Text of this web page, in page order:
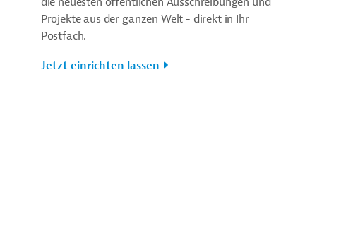
Projekte aus der ganzen Welt - direkt in Ihr
Postfach.
Jetzt einrichten lassen